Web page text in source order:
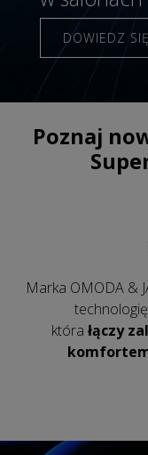
DOWIEDZ
Poznaj
Marka OMODA &
która łączy